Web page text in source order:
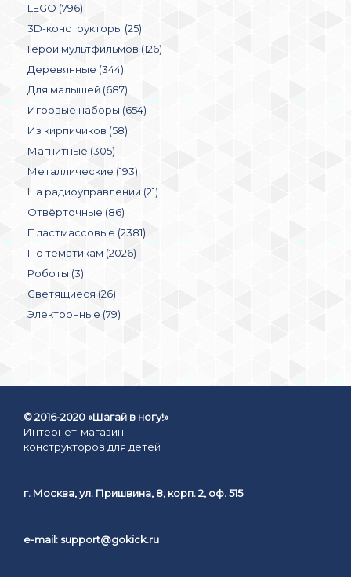
LEGO (796)
3D-конструкторы (25)
Герои мультфильмов (126)
Деревянные (344)
Для малышей (687)
Игровые наборы (654)
Из кирпичиков (58)
Магнитные (305)
Металлические (193)
На радиоуправлении (21)
Отвёрточные (86)
Пластмассовые (2381)
По тематикам (2026)
Роботы (3)
Светящиеся (26)
Электронные (79)
© 2016-2020 «Шагай в ногу!»
Интернет-магазин
конструкторов для детей
г. Москва, ул. Пришвина, 8, корп. 2, оф. 515
e-mail: support@gokick.ru